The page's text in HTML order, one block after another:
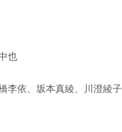
也
李依、坂本真綾、川澄綾子